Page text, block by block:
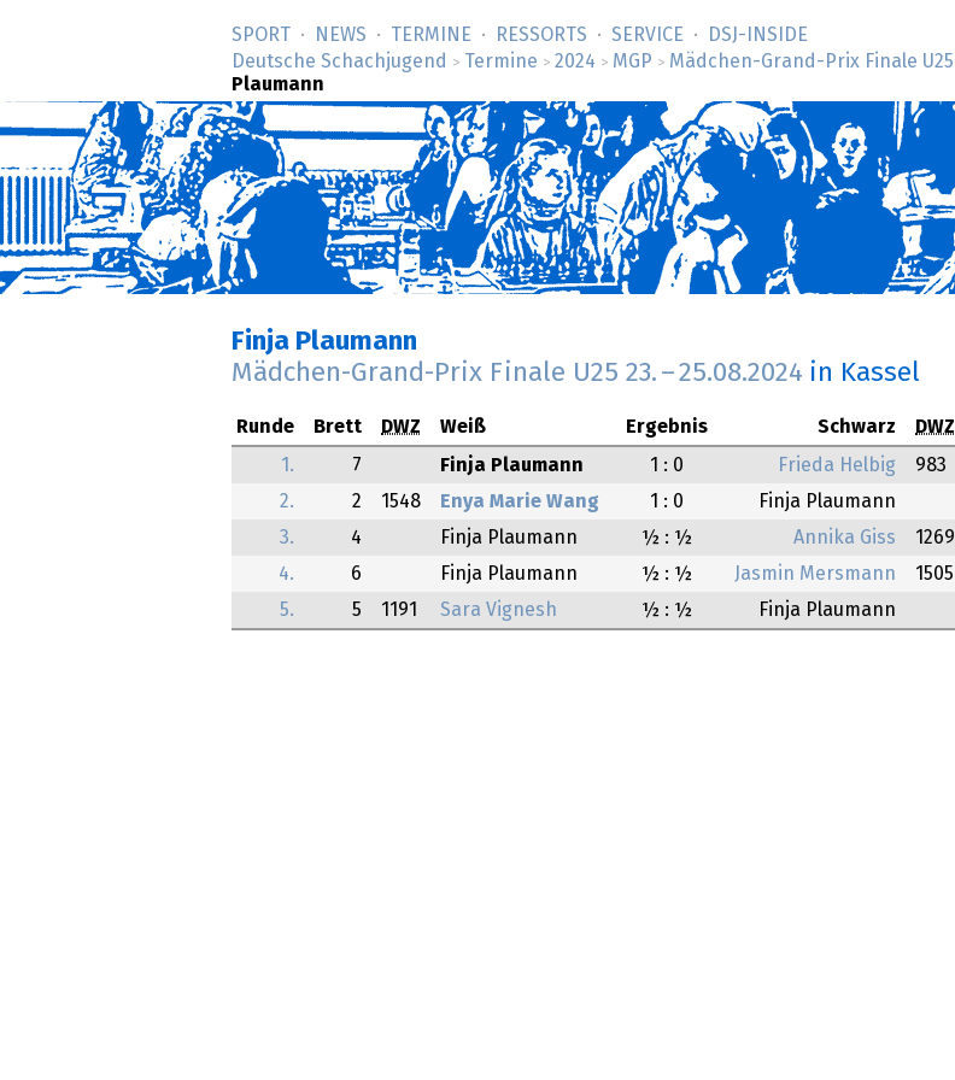
SPORT NEWS TERMINE RESSORTS SERVICE
DSJ-­INSIDE
Deutsche Schachjugend
> Termine > 2024 > MGP > Mädchen-Grand-Prix Finale U25
Plaumann
Finja Plaumann
Mädchen-Grand-Prix Finale U25 23. –25.08.2024 in Kassel
Runde Brett DWZ Weiß Ergebnis Schwarz DWZ
1.
7 Finja Plaumann 1 : 0 Frieda Helbig
983
2.
2 1548 Enya Marie Wang 1 : 0
Finja Plaumann
3.
4 Finja Plaumann ½ : ½ Annika Giss
1269
4.
6 Finja Plaumann ½ : ½ Jasmin Mersmann
1505
5.
5 1191 Sara Vignesh ½ : ½ Finja Plaumann